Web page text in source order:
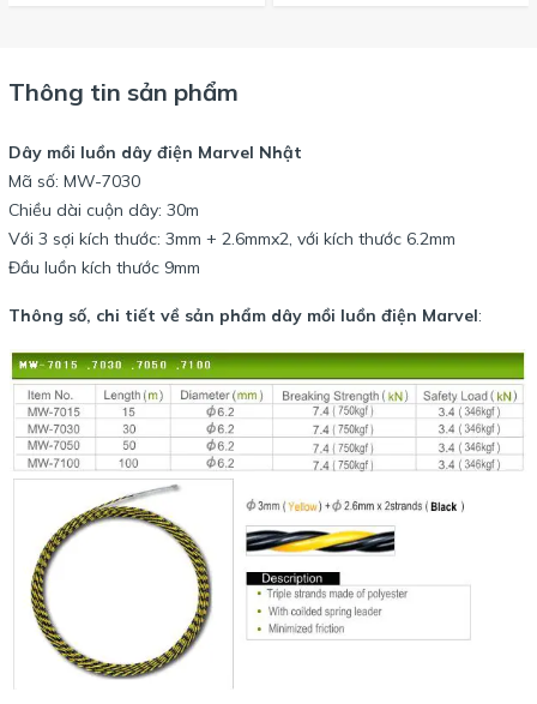
Thông tin sản phẩm
Dây mồi luồn dây điện Marvel Nhật
Mã số: MW-7030
Chiều dài cuộn dây: 30m
Với 3 sợi kích thước: 3mm + 2.6mmx2, với kích thước 6.2mm
Đầu luồn kích thước 9mm
Thông số, chi tiết về sản phẩm dây mồi luồn điện Marvel: